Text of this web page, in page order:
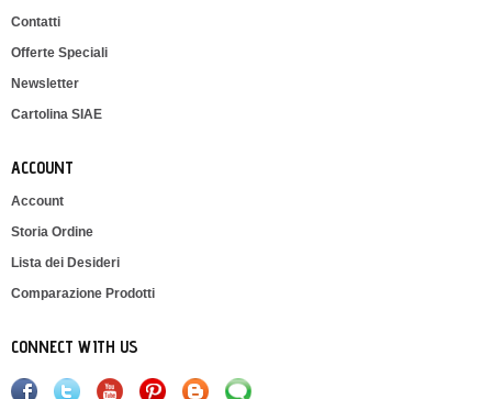
Contatti
Offerte Speciali
Newsletter
Cartolina SIAE
ACCOUNT
Account
Storia Ordine
Lista dei Desideri
Comparazione Prodotti
CONNECT WITH US